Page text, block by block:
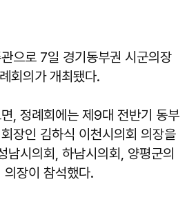
으로 7일 경기동부권 시군의장
회의가 개최됐다.
, 정례회에는 제9대 전반기 동부
장인 김하식 이천시의회 의장을
남시의회, 하남시의회, 양평군의
장이 참석했다.